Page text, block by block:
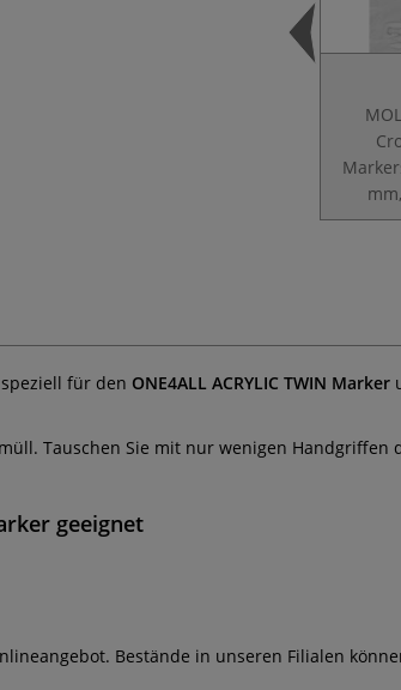
für den ONE4ALL ACRYLIC TWIN Marker
Tauschen Sie mit nur wenigen Handgriffen
geeignet
Bestände in unseren Filialen